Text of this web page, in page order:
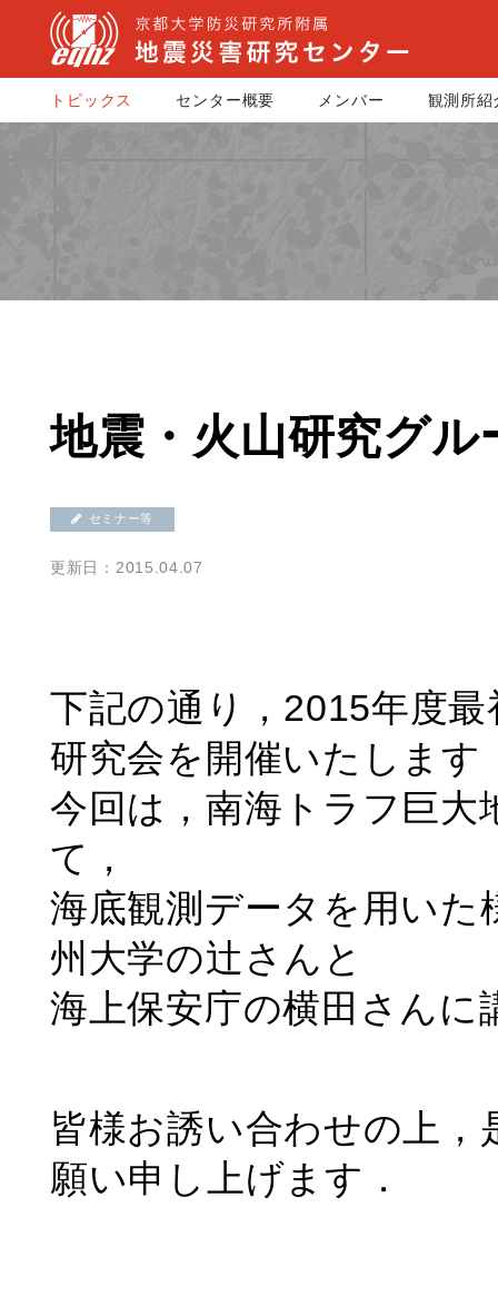
トピックス センター概要 メンバー 観測所紹
地震・火山研究グ
セミナー等
更新日：2015.04.07
下記の通り，2015年度
研究会を開催いたします
今回は，南海トラフ巨
て，
海底観測データを用い
州大学の辻さんと
海上保安庁の横田さん
皆様お誘い合わせの上
願い申し上げます．